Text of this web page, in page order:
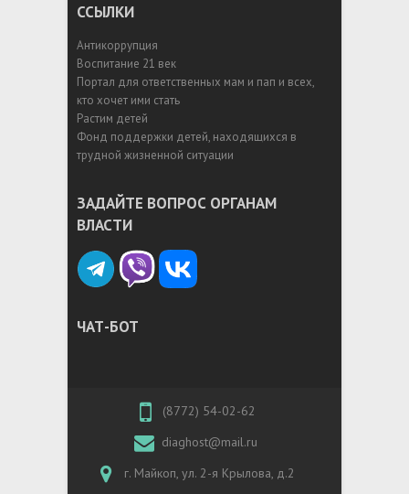
ССЫЛКИ
Антикоррупция
Воспитание 21 век
Портал для ответственных мам и пап и всех,
кто хочет ими стать
Растим детей
Фонд поддержки детей, находящихся в
трудной жизненной ситуации
ЗАДАЙТЕ ВОПРОС ОРГАНАМ
ВЛАСТИ
ЧАТ-БОТ
(8772) 54-02-62
diaghost@mail.ru
г. Майкоп, ул. 2-я Крылова, д.2